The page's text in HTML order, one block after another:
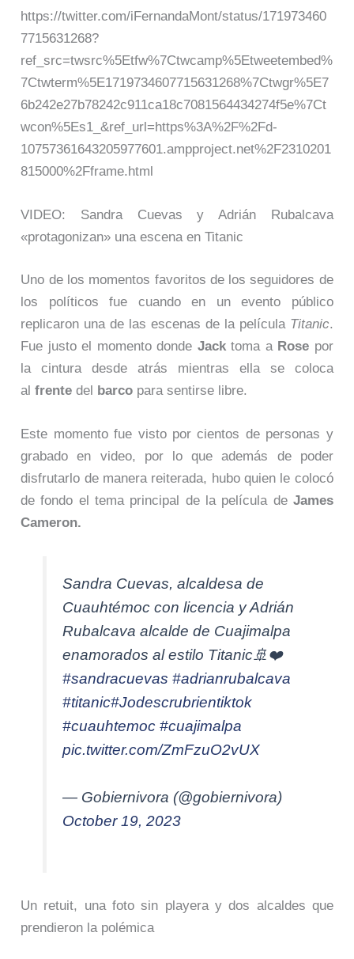
https://twitter.com/iFernandaMont/status/171973460
7715631268?
ref_src=twsrc%5Etfw%7Ctwcamp%5Etweetembed%
7Ctwterm%5E1719734607715631268%7Ctwgr%5E7
6b242e27b78242c911ca18c7081564434274f5e%7Ct
wcon%5Es1_&ref_url=https%3A%2F%2Fd-
10757361643205977601.ampproject.net%2F2310201
815000%2Fframe.html
VIDEO: Sandra Cuevas y Adrián Rubalcava
«protagonizan» una escena en Titanic
Uno de los momentos favoritos de los seguidores de
los políticos fue cuando en un evento público
replicaron una de las escenas de la película Titanic.
Fue justo el momento donde Jacktoma a Rose por
la cintura desde atrás mientras ella se coloca
alfrente del barco para sentirse libre.
Este momento fue visto por cientos de personas y
grabado en video, por lo que además de poder
disfrutarlo de manera reiterada, hubo quien le colocó
de fondo el tema principal de la película de James
Cameron.
Sandra Cuevas, alcaldesa de
Cuauhtémoc con licencia y Adrián
Rubalcava alcalde de Cuajimalpa
enamorados al estilo Titanic🚢❤️
#sandracuevas #adrianrubalcava
#titanic#Jodescrubrientiktok
#cuauhtemoc #cuajimalpa
pic.twitter.com/ZmFzuO2vUX
— Gobiernivora (@gobiernivora)
October 19, 2023
Un retuit, una foto sin playera y dos alcaldes que
prendieron la polémica